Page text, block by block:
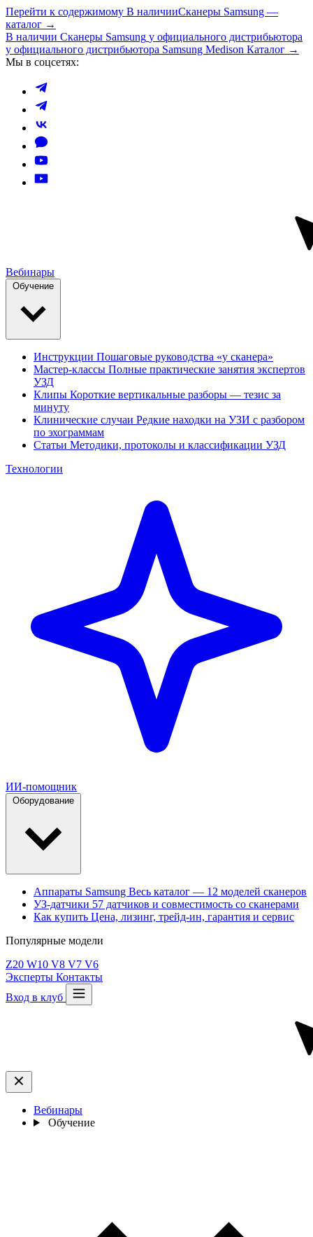
Перейти к содержимому В наличииСканеры Samsung —
каталог →
В наличии Сканеры Samsung у официального дистрибьютора
у официального дистрибьютора Samsung Medison Каталог →
Мы в соцсетях:
Вебинары
Инструкции Пошаговые руководства «у сканера»
Мастер-классы Полные практические занятия экспертов
УЗД
Клипы Короткие вертикальные разборы — тезис за
минуту
Клинические случаи Редкие находки на УЗИ с разбором
по эхограммам
Статьи Методики, протоколы и классификации УЗД
Технологии
ИИ-помощник
Аппараты Samsung Весь каталог — 12 моделей сканеров
УЗ-датчики 57 датчиков и совместимость со сканерами
Как купить Цена, лизинг, трейд-ин, гарантия и сервис
Популярные модели
Z20 W10 V8 V7 V6
Эксперты Контакты
Вход в клуб
Вебинары
Обучение